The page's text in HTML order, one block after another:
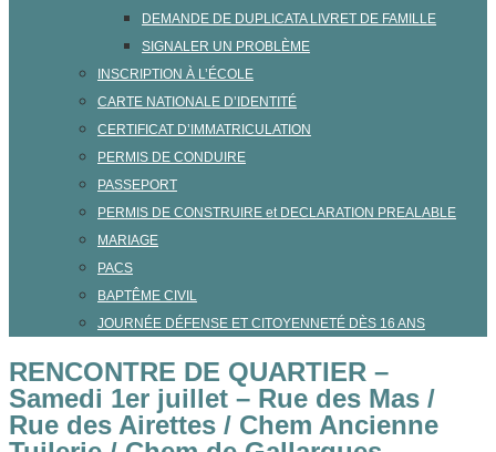
DEMANDE DE DUPLICATA LIVRET DE FAMILLE
SIGNALER UN PROBLÈME
INSCRIPTION À L’ÉCOLE
CARTE NATIONALE D’IDENTITÉ
CERTIFICAT D’IMMATRICULATION
PERMIS DE CONDUIRE
PASSEPORT
PERMIS DE CONSTRUIRE et DECLARATION PREALABLE
MARIAGE
PACS
BAPTÊME CIVIL
JOURNÉE DÉFENSE ET CITOYENNETÉ DÈS 16 ANS
RENCONTRE DE QUARTIER –
Samedi 1er juillet – Rue des Mas /
Rue des Airettes / Chem Ancienne